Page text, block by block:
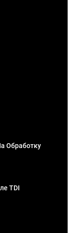
Обработку
TDI